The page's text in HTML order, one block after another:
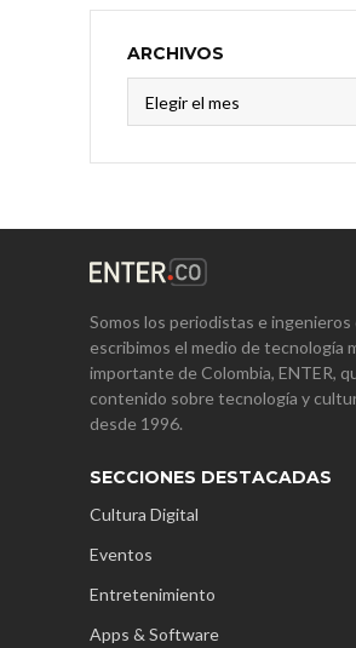
ARCHIVOS
Somos los periodistas e ingenieros
escribimos el medio de tecnología
importante de Colombia, ENTER,
contenido sobre tecnología y
desde 1996.
SECCIONES DESTACADAS
Cultura Digital
Eventos
Entretenimiento
Apps & Software